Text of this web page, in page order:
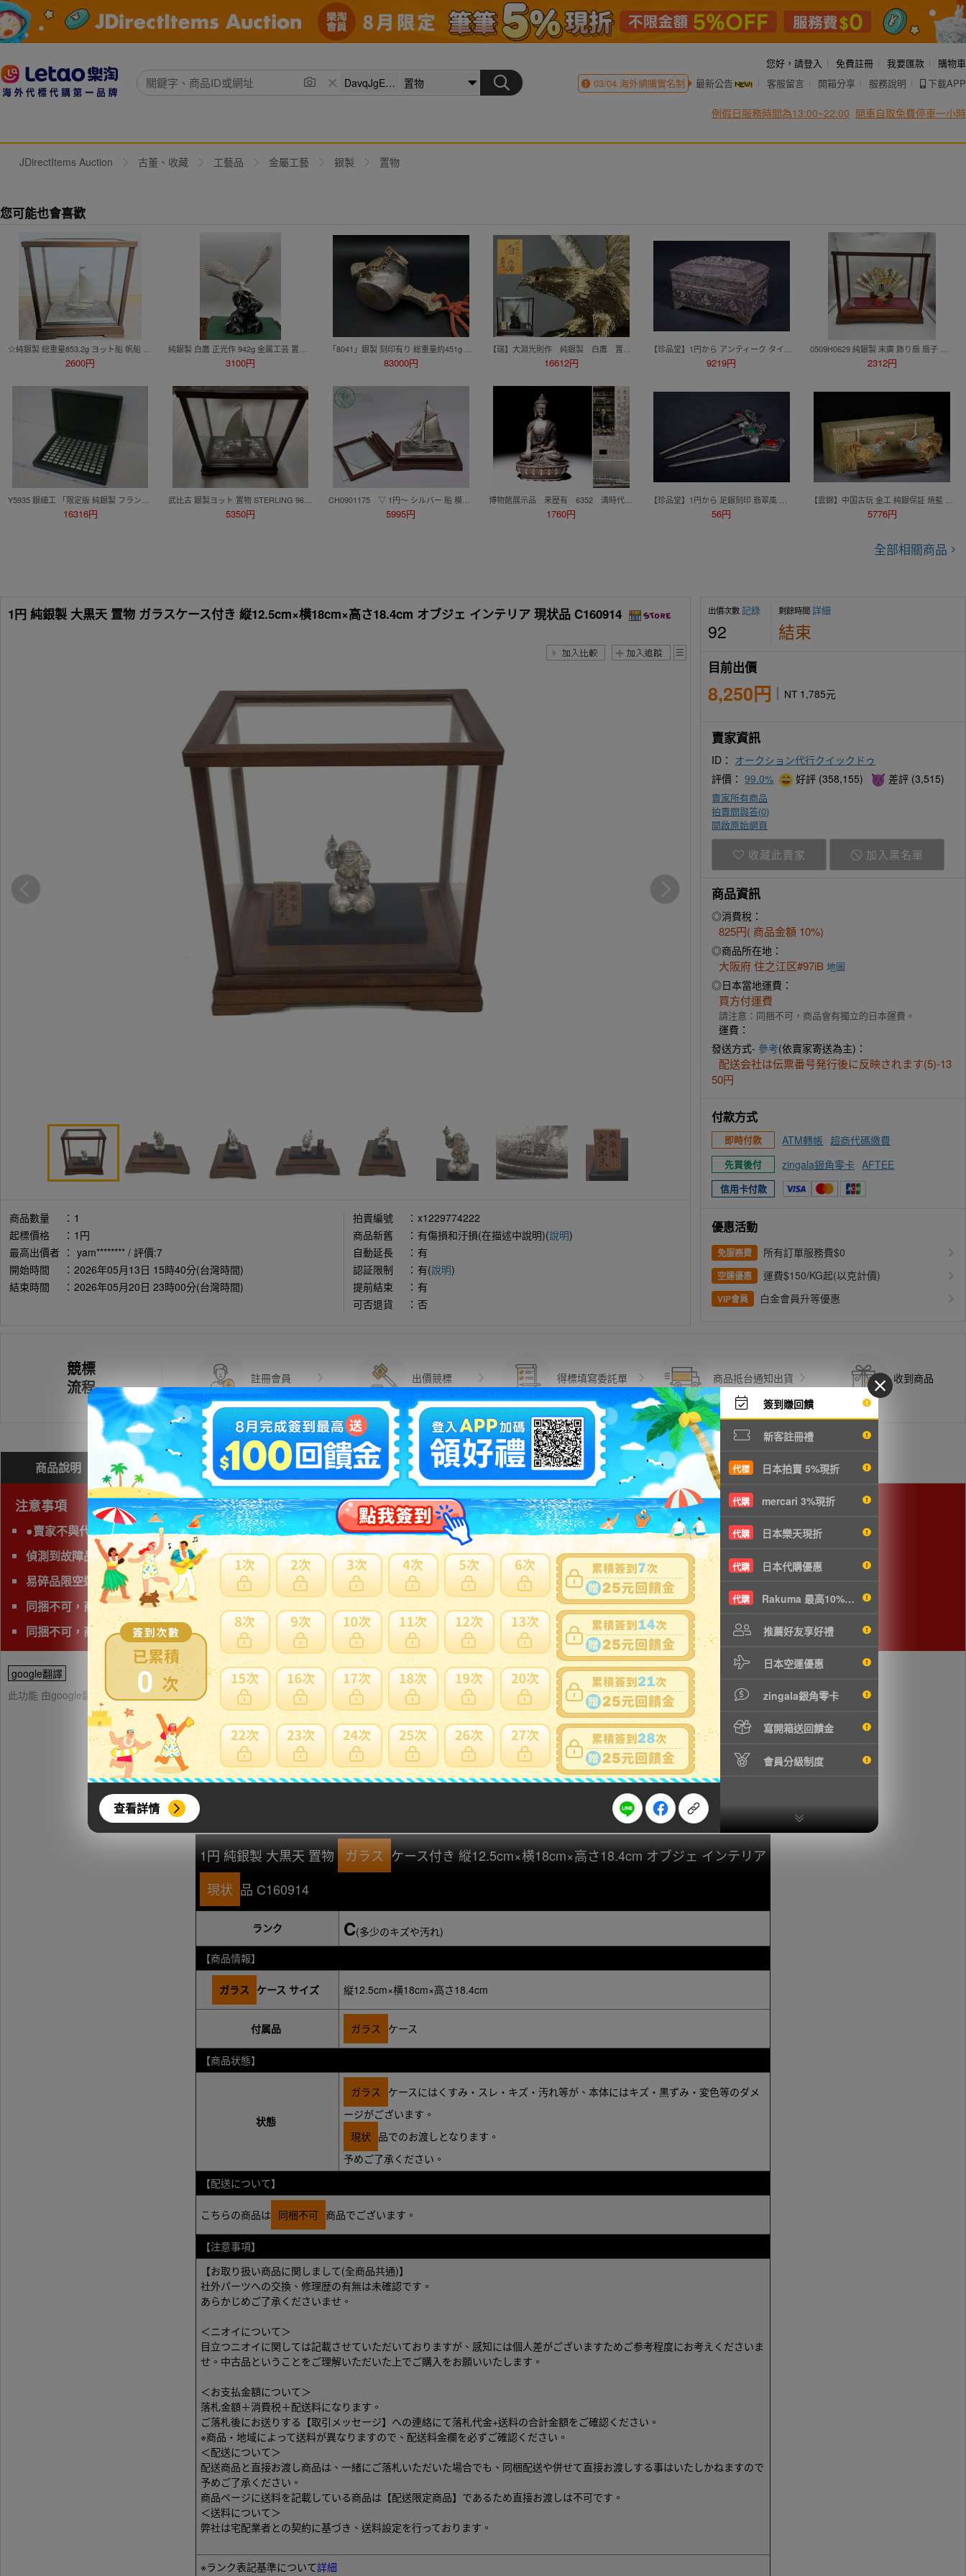
0
查看詳情
簽到賺回饋
新客註冊禮
代標 日本拍賣 5%現折
代購 mercari 3%現折
代購 日本樂天現折
代購 日本代購優惠
代購 Rakuma 最高10%現折
推薦好友享好禮
日本空運優惠
zingala銀角零卡
寫開箱送回饋金
會員分級制度
您好， 請登入 免費註冊 我要匯款
購物車
03/04海外網購實名制 最新公告 客服留言 開箱分享 服務說明 下載APP
例假日服務時間為13:00~22:00 開車自取免費停車一小時
JDirectItems Auction 古董、收藏 工藝品 金屬工藝 銀製 置物
您可能也會喜歡
2600円 3100円 83000円 16612円 9219円 2312円
16316円 5350円 5995円 1760円 56円 5776円
全部相關商品
1円 純銀製 大黒天 置物 ガラスケース付き 縦12.5cm×横18cm×高さ18.4cm オブジェ インテリア 現状品 C160914
商品數量 ： 1
起標價格
： 1円
最高出價者 ： yam******** / 評價:7
開始時間
： 2026年05月13日 15時40分(台灣時間)
結束時間
： 2026年05月20日 23時00分(台灣時間)
拍賣編號 ： x1229774222
商品新舊
： 有傷損和汙損(在描述中說明)(說明)
自動延長
： 有
認証限制
： 有(說明)
提前結束
： 有
可否退貨
： 否
出價次數記錄
92
剩餘時間詳細
結束
目前出價
8,250円 NT 1,785元
賣家資訊
ID： オークション代行クイックドゥ
評價：99.0% 好評 (358,155) 差評 (3,515)
賣家所有商品
拍賣問與答(0)
開啟原始網頁
收藏此賣家 加入黑名單
商品資訊
◎消費稅：
825円( 商品金額 10%)
◎商品所在地：
大阪府 住之江区#97iB 地圖
◎日本當地運費：
買方付運費
請注意：同捆不可，商品會有獨立的日本運費。
運費：
發送方式- 參考(依賣家寄送為主)：
配送会社は伝票番号発行後に反映されます(5)-13
50円
付款方式
即時付款 ATM轉帳 超商代碼繳費
先買後付 zingala銀角零卡 AFTEE
信用卡付款
優惠活動
免服務費 所有訂單服務費$0
空運優惠 運費$150/KG起(以克計價)
VIP會員 白金會員升等優惠
競標
流程
註冊會員 出價競標 得標填寫委託單 商品抵台通知出貨 收到商品
商品說明 問與答( 費用試算 問題商品反映流程
注意事項
●賣家不與代理業者交易，無法購買。
偵測到故障品(垃圾品)、有照片及說明以外的問題，下標前注意
易碎品限空運，非易碎品可使用海運。
同捆不可，商品會有獨立的日本運費。
同捆不可，商品會有獨立的日本運費
google翻譯
此功能 由google翻譯提供參考，樂淘不保證翻譯內容之正確性，詳細問題說明請使用商品問與答
1円 純銀製 大黒天 置物 ガラス ケース付き 縦12.5cm×横18cm×高さ18.4cm オブジェ インテリア
現状 品 C160914
ランク C(多少のキズや汚れ)
【商品情報】
ガラス ケース サイズ 縦12.5cm×横18cm×高さ18.4cm
付属品: ガラス ケース
【商品状態】
状態:
ガラス
ケースにはくすみ・スレ・キズ・汚れ等が、本体にはキズ・黒ずみ・変色等のダメ
ージがございます。
現状 品でのお渡しとなります。
予めご了承ください。
【配送について】
こちらの商品は 同梱不可 商品でございます。
【注意事項】
【お取り扱い商品に関しまして(全商品共通)】
社外パーツへの交換、修理歴の有無は未確認です。
あらかじめご了承くださいませ。
＜ニオイについて＞
目立つニオイに関しては記載させていただいておりますが、感知には個人差がございますためご参考程度にお考えくださいま
せ。中古品ということをご理解いただいた上でご購入をお願いいたします。
＜お支払金額について＞
落札金額＋消費税＋配送料になります。
ご落札後にお送りする【取引メッセージ】への連絡にて落札代金+送料の合計金額をご確認ください。
※商品・地域によって送料が異なりますので、配送料金欄を必ずご確認ください。
＜配送について＞
配送商品と直接お渡し商品は、一緒にご落札いただいた場合でも、同梱配送や併せて直接お渡しする事はいたしかねますので
予めご了承ください。
商品ページに送料を記載している商品は【配送限定商品】であるため直接お渡しは不可です。
＜送料について＞
弊社は宅配業者との契約に基づき、送料設定を行っております。
※ランク表記基準について詳細